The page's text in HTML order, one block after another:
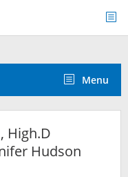
Menu
High.D
Hudson